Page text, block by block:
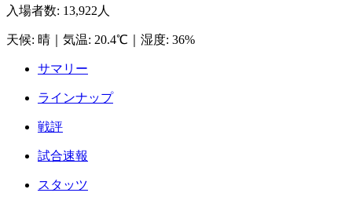
入場者数: 13,922人
天候: 晴 気温: 20.4℃ 湿度: 36%
サマリー
ラインナップ
戦評
試合速報
スタッツ